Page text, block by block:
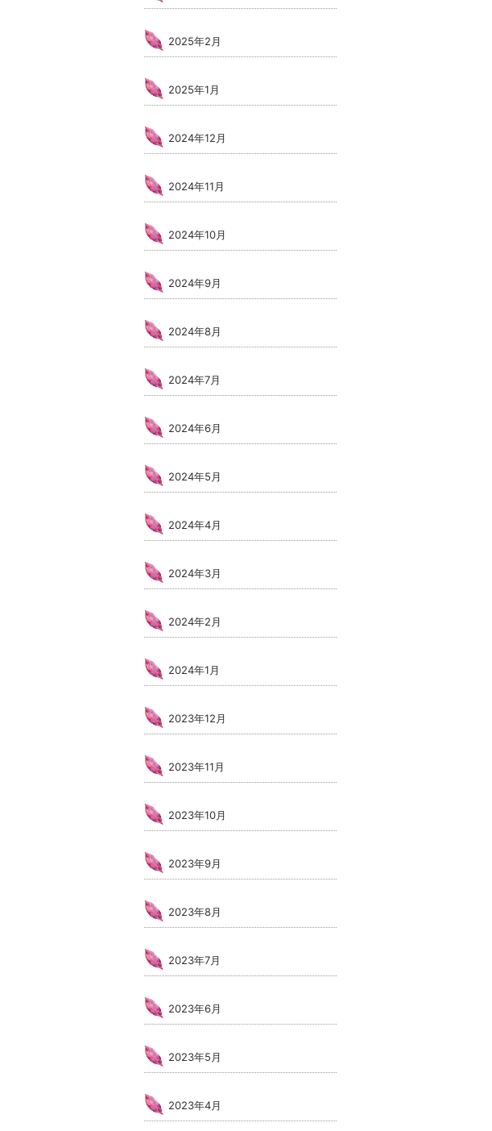
2025年2月
2025年1月
2024年12月
2024年11月
2024年10月
2024年9月
2024年8月
2024年7月
2024年6月
2024年5月
2024年4月
2024年3月
2024年2月
2024年1月
2023年12月
2023年11月
2023年10月
2023年9月
2023年8月
2023年7月
2023年6月
2023年5月
2023年4月